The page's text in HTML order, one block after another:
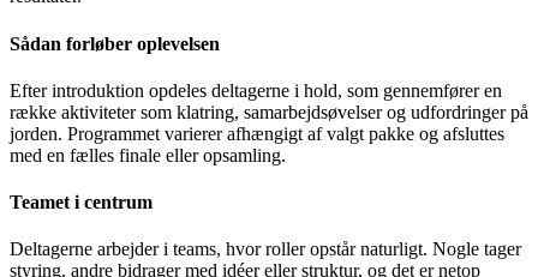
Hvad skal der ske
Når samarbejde flyttes ud i naturen
Funbuilding ved Havreholm Slot er en energifyldt teambuilding-
oplevelse, hvor deltagerne arbejder sammen i grønne omgivelser.
og styrke relationerne i teamet.
Udbyttet ligger i samspillet